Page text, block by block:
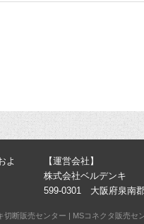
よ
【運営会社】
株式会社ベルデンキ
599-0301 大阪府泉南
切断販売センター | MSコネクタ販売セ